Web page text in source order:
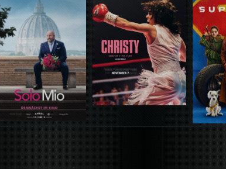
Details,Play Details,Play